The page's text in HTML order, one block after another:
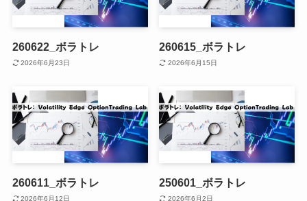
260622_ボラトレ
2026年6月23日
260615_ボラトレ
2026年6月15日
260611_ボラトレ
2026年6月12日
250601_ボラトレ
2026年6月2日